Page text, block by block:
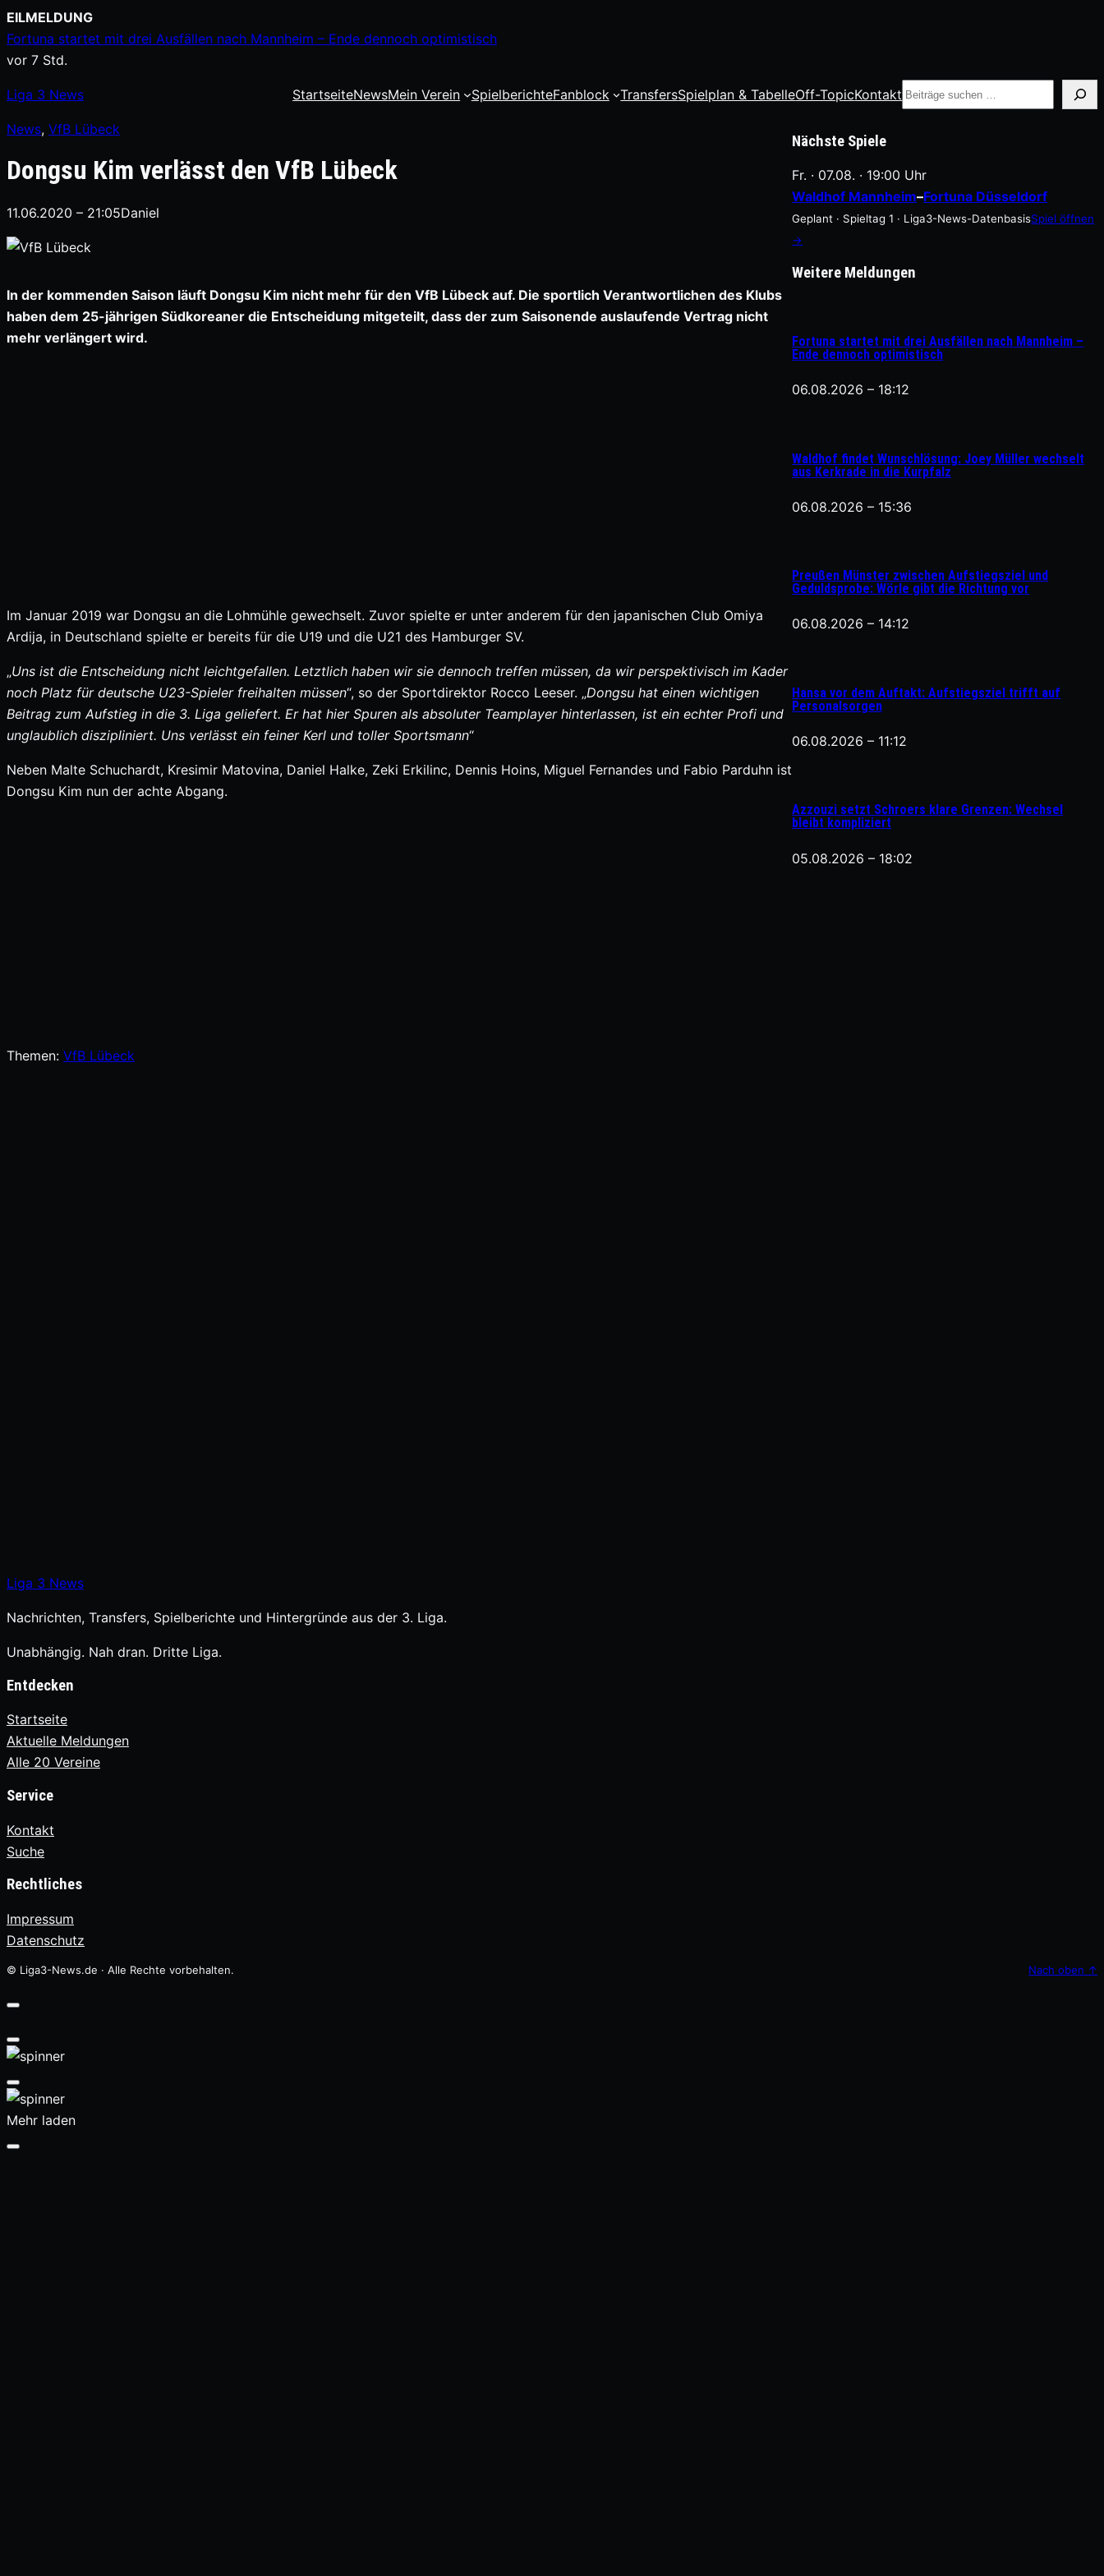
Zum
Inhalt
springen
EILMELDUNG
Fortuna startet mit drei Ausfällen nach Mannheim – Ende dennoch optimistisch
vor 7 Std.
Liga 3 News StartseiteNewsMein Verein SpielberichteFanblock TransfersSpielplan & TabelleOff-TopicKontakt Suche
News, VfB Lübeck
Dongsu Kim verlässt den VfB Lübeck
11.06.2020 – 21:05Daniel
In der kommenden Saison läuft Dongsu Kim nicht mehr für den VfB Lübeck auf. Die sportlich Verantwortlichen des Klubs
haben dem 25-jährigen Südkoreaner die Entscheidung mitgeteilt, dass der zum Saisonende auslaufende Vertrag nicht
mehr verlängert wird.
Im Januar 2019 war Dongsu an die Lohmühle gewechselt. Zuvor spielte er unter anderem für den japanischen Club Omiya
Ardija, in Deutschland spielte er bereits für die U19 und die U21 des Hamburger SV.
„Uns ist die Entscheidung nicht leichtgefallen. Letztlich haben wir sie dennoch treffen müssen, da wir perspektivisch im Kader
noch Platz für deutsche U23-Spieler freihalten müssen“, so der Sportdirektor Rocco Leeser. „Dongsu hat einen wichtigen
Beitrag zum Aufstieg in die 3. Liga geliefert. Er hat hier Spuren als absoluter Teamplayer hinterlassen, ist ein echter Profi und
unglaublich diszipliniert. Uns verlässt ein feiner Kerl und toller Sportsmann“
Neben Malte Schuchardt, Kresimir Matovina, Daniel Halke, Zeki Erkilinc, Dennis Hoins, Miguel Fernandes und Fabio Parduhn ist
Dongsu Kim nun der achte Abgang.
Themen: VfB Lübeck
Nächste Spiele
Fr. · 07.08. · 19:00 Uhr
Waldhof Mannheim–Fortuna Düsseldorf
Geplant · Spieltag 1 · Liga3-News-DatenbasisSpiel öffnen
→
Weitere Meldungen
Fortuna startet mit drei Ausfällen nach Mannheim –
Ende dennoch optimistisch
06.08.2026 – 18:12
Waldhof findet Wunschlösung: Joey Müller wechselt
aus Kerkrade in die Kurpfalz
06.08.2026 – 15:36
Preußen Münster zwischen Aufstiegsziel und
Geduldsprobe: Wörle gibt die Richtung vor
06.08.2026 – 14:12
Hansa vor dem Auftakt: Aufstiegsziel trifft auf
Personalsorgen
06.08.2026 – 11:12
Azzouzi setzt Schroers klare Grenzen: Wechsel
bleibt kompliziert
05.08.2026 – 18:02
Liga 3 News
Nachrichten, Transfers, Spielberichte und Hintergründe aus der 3. Liga.
Unabhängig. Nah dran. Dritte Liga.
Entdecken
Startseite
Aktuelle Meldungen
Alle 20 Vereine
Service
Kontakt
Suche
Rechtliches
Impressum
Datenschutz
© Liga3-News.de · Alle Rechte vorbehalten. Nach oben ↑
Mehr laden